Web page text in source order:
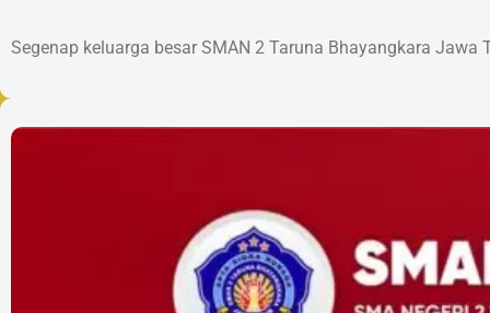
Segenap keluarga besar SMAN 2 Taruna Bhayangkara Jawa